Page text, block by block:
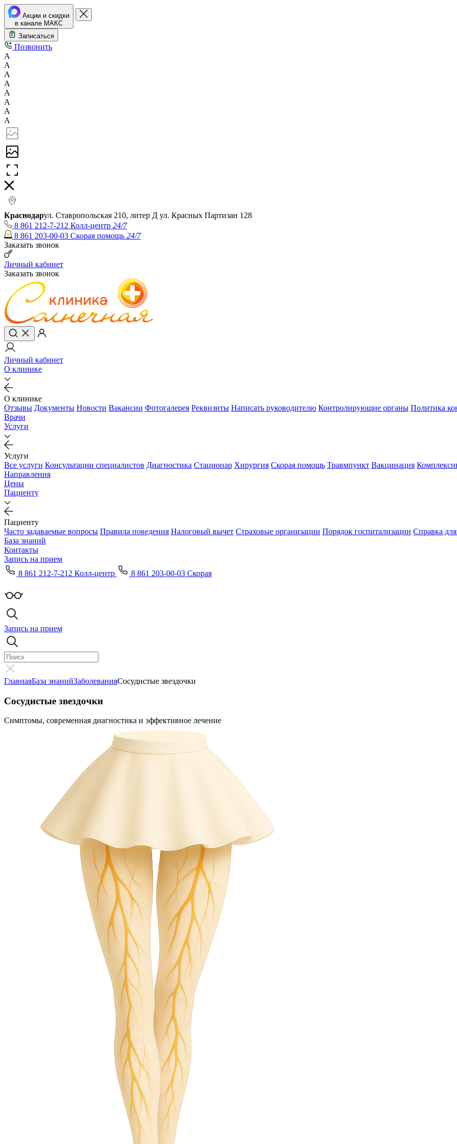
Акции и скидки
в канале МАКС
Записаться
Позвонить
А
А
А
А
А
А
А
А
Краснодарул. Ставропольская 210, литер Д ул. Красных Партизан 128
8 861 212-7-212 Колл-центр 24/7
8 861 203-00-03 Скорая помощь 24/7
Заказать звонок
Личный кабинет
Заказать звонок
Личный кабинет
О клинике
О клинике
Отзывы Документы Новости Вакансии Фотогалерея Реквизиты Написать руководителю Контролирующие органы Политика
Врачи
Услуги
Услуги
Все услуги Консультации специалистов Диагностика Стационар Хирургия Скорая помощь Травмпункт Вакцинация
Направления
Цены
Пациенту
Пациенту
Часто задаваемые вопросы Правила поведения Налоговый вычет Страховые организации Порядок госпитализации Справка
База знаний
Контакты
Запись на прием
8 861 212-7-212 Колл-центр
8 861 203-00-03 Скорая
Запись на прием
ГлавнаяБаза знанийЗаболеванияСосудистые звездочки
Сосудистые звездочки
Симптомы, современная диагностика и эффективное лечение